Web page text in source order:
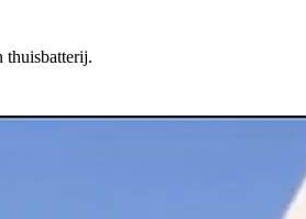
thuisbatterij.